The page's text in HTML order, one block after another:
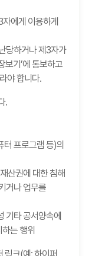
에게 이용하게
당하거나 제3자가
보기’에 통보하고
야 합니다.
.
터 프로그램 등)의
산권에 대한 침해
거나 업무를
기타 공서양속에
는 행위